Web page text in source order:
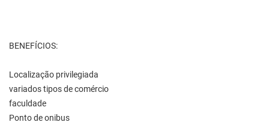
BENEFÍCIOS:
Localização privilegiada
variados tipos de comércio
faculdade
Ponto de onibus